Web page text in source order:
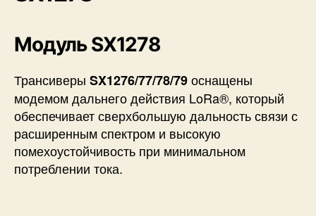
Модуль SX1278
Трансиверы SX1276/77/78/79оснащены
модемом дальнего действия LoRa®, который
обеспечивает сверхбольшую дальность связи с
расширенным спектром и высокую
помехоустойчивость при минимальном
потреблении тока.